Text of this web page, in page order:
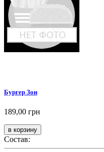
Бургер Зон
189,00 грн
Состав: